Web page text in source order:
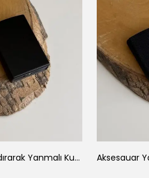
Aksesauar Yana Kaydırarak Yanmalı Kum Siyah Çakmak